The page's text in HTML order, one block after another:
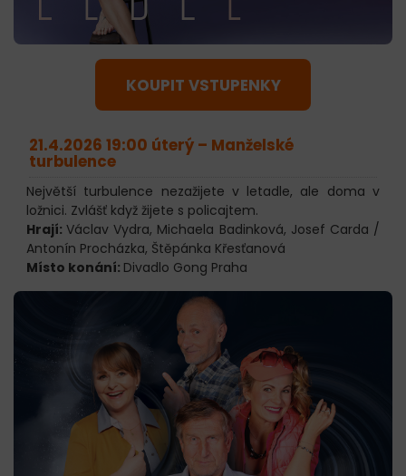
KOUPIT VSTUPENKY
21.4.2026 19:00 úterý – Manželské
turbulence
Největší turbulence nezažijete v letadle, ale doma v
ložnici. Zvlášť když žijete s policajtem.
Hrají:Václav Vydra, Michaela Badinková, Josef Carda /
Antonín Procházka, Štěpánka Křesťanová
Místo konání: Divadlo Gong Praha